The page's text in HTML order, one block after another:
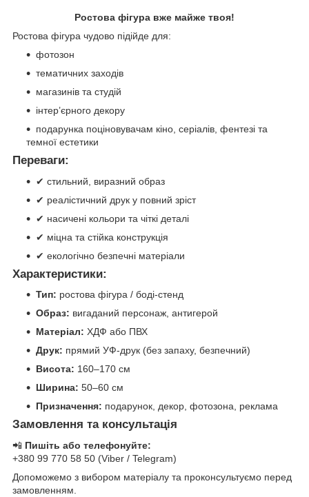
Ростова фігура вже майже твоя!
Ростова фігура чудово підійде для:
фотозон
тематичних заходів
магазинів та студій
інтер’єрного декору
подарунка поціновувачам кіно, серіалів, фентезі та
темної естетики
Переваги:
✔ стильний, виразний образ
✔ реалістичний друк у повний зріст
✔ насичені кольори та чіткі деталі
✔ міцна та стійка конструкція
✔ екологічно безпечні матеріали
Характеристики:
Тип: ростова фігура / боді-стенд
Образ: вигаданий персонаж, антигерой
Матеріал: ХДФ або ПВХ
Друк: прямий УФ-друк (без запаху, безпечний)
Висота: 160–170 см
Ширина: 50–60 см
Призначення: подарунок, декор, фотозона, реклама
Замовлення та консультація
📲 Пишіть або телефонуйте:
+380 99 770 58 50 (Viber / Telegram)
Допоможемо з вибором матеріалу та проконсультуємо перед
замовленням.